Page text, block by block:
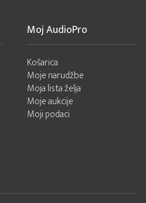
Moj AudioPro
Košarica
Moje narudžbe
Moja lista želja
Moje aukcije
Moji podaci